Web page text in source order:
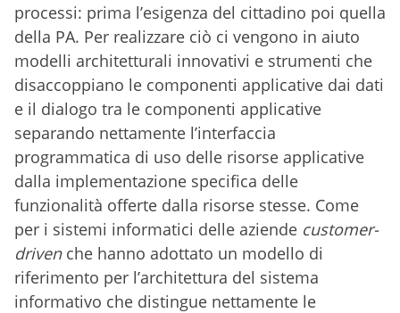
processi: prima l’esigenza del cittadino poi quella
della PA. Per realizzare ciò ci vengono in aiuto
modelli architetturali innovativi e strumenti che
disaccoppiano le componenti applicative dai dati
e il dialogo tra le componenti applicative
separando nettamente l’interfaccia
programmatica di uso delle risorse applicative
dalla implementazione specifica delle
funzionalità offerte dalla risorse stesse. Come
per i sistemi informatici delle aziende customer-
drivenche hanno adottato un modello di
riferimento per l’architettura del sistema
informativo che distingue nettamente le